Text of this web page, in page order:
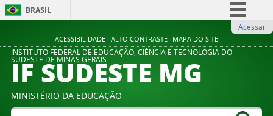
ACESSIBILIDADE ALTO CONTRASTE MAPA DO SITE
BRASIL
Comunica BR
Participe
Legislação
Acessar
INSTITUTO FEDERAL DE EDUCAÇÃO, CIÊNCIA E TECNOLOGIA DO
SUDESTE DE MINAS GERAIS
IF SUDESTE MG
MINISTÉRIO DA EDUCAÇÃO
Buscar no portal